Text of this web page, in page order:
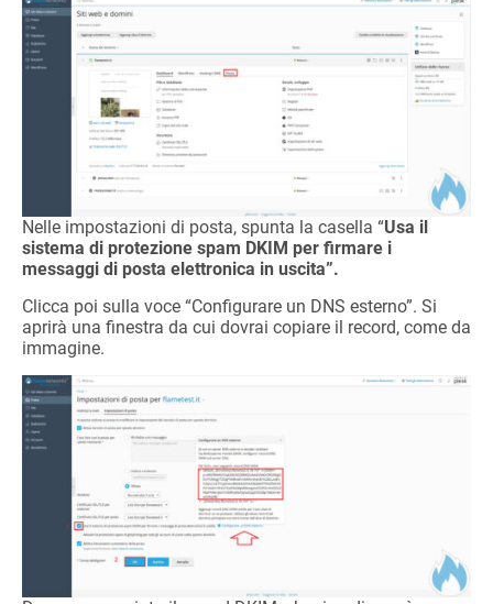
Nelle impostazioni di posta, spunta la casella “Usa il
sistema di protezione spam DKIM per firmare i
messaggi di posta elettronica in uscita”.
Clicca poi sulla voce “Configurare un DNS esterno”. Si
aprirà una finestra da cui dovrai copiare il record, come da
immagine.